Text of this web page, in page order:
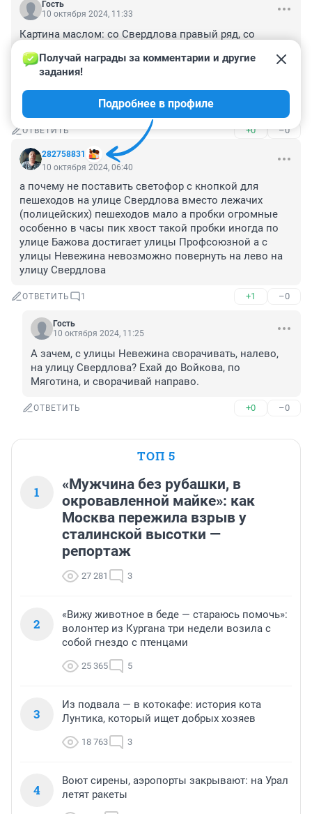
Гость
10 октября 2024, 11:33
Картина маслом: со Свердлова правый ряд, со
ряд, для движения по Бажова, забит до Войкова-
Пушкина. Складывается ощущение, что, в ДПС,
проводится спецотбор по степени наименьшего
ОТВЕТИТЬ +0 –0
282758831
Получай награды за комментарии и другие
задания!
Подробнее в профиле
10 октября 2024, 06:40
а почему не поставить светофор с кнопкой для
пешеходов на улице Свердлова вместо лежачих
(полицейских) пешеходов мало а пробки огромные
особенно в часы пик хвост такой пробки иногда по
улице Бажова достигает улицы Профсоюзной а с
улицы Невежина невозможно повернуть на лево на
улицу Свердлова
ОТВЕТИТЬ 1 +1 –0
Гость
10 октября 2024, 11:25
А зачем, с улицы Невежина сворачивать, налево,
на улицу Свердлова? Ехай до Войкова, по
Мяготина, и сворачивай направо.
ОТВЕТИТЬ +0 –0
ТОП 5
1
«Мужчина без рубашки, в
окровавленной майке»: как
Москва пережила взрыв у
сталинской высотки —
репортаж
27 281 3
2
«Вижу животное в беде — стараюсь помочь»:
волонтер из Кургана три недели возила с
собой гнездо с птенцами
25 365 5
3
Из подвала — в котокафе: история кота
Лунтика, который ищет добрых хозяев
18 763 3
4
Воют сирены, аэропорты закрывают: на Урал
летят ракеты